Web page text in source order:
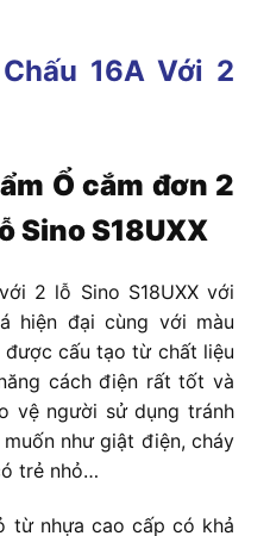
Ổ cắm đơn 2
Sino S18UXX
2 lỗ Sino S18UXXvới
hiện đại cùng với màu
cấu tạo từ chất liệu
cách điện rất tốt và
vệ người sử dụng tránh
như giật điện, cháy
trẻ nhỏ…
từ nhựa cao cấp có khả